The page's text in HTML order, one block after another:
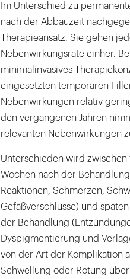
Im Unterschied zu
nach der Abbauzeit
Therapieansatz. Sie gehen
Nebenwirkungsrate einher.
minimalinvasives
eingesetzten temporären
Nebenwirkungen relativ
den vergangenen Jahren
relevanten Nebenwirkungen
Unterschieden wird
Wochen nach der
Reaktionen, Schmerzen,
Gefäßverschlüsse) und
der Behandlung
Dyspigmentierung und
von der Art der Komplikation
Schwellung oder Rötung